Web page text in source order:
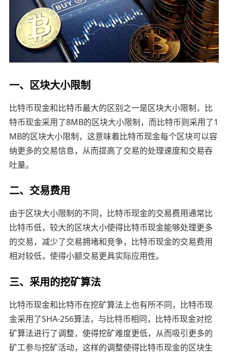
一、区块大小限制
比特币现金和比特币最大的区别之一是区块大小限制，比
特币现金采用了8MB的区块大小限制，而比特币则采用了1
MB的区块大小限制，这意味着比特币现金每个区块可以容
纳更多的交易信息，从而提高了交易的处理速度和交易吞
吐量。
二、交易费用
由于区块大小限制的不同，比特币现金的交易费用通常比
比特币低，较大的区块大小使得比特币现金能够处理更多
的交易，减少了交易拥堵和竞争，比特币现金的交易费用
相对较低，使得小额交易更具实际应用性。
三、采用的挖矿算法
比特币现金和比特币在挖矿算法上也有所不同，比特币现
金采用了SHA-256算法，与比特币相同，比特币现金对挖
矿算法进行了调整，使得挖矿难度更低，从而吸引更多的
矿工参与挖矿活动，这样的调整使得比特币现金的区块生